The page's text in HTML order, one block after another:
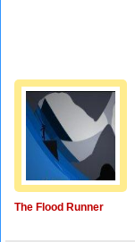
The Flood Runner